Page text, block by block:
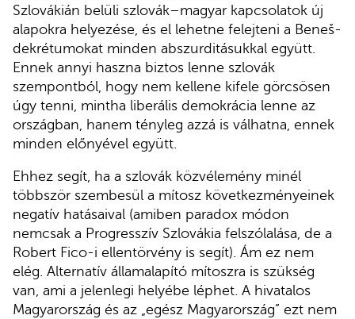
Szlovákián belüli szlovák–magyar kapcsolatok új
alapokra helyezése, és el lehetne felejteni a Beneš-
dekrétumokat minden abszurditásukkal együtt.
Ennek annyi haszna biztos lenne szlovák
szempontból, hogy nem kellene kifele görcsösen
úgy tenni, mintha liberális demokrácia lenne az
országban, hanem tényleg azzá is válhatna, ennek
minden előnyével együtt.
Ehhez segít, ha a szlovák közvélemény minél
többször szembesül a mítosz következményeinek
negatív hatásaival (amiben paradox módon
nemcsak a Progresszív Szlovákia felszólalása, de a
Robert Fico-i ellentörvény is segít). Ám ez nem
elég. Alternatív államalapító mítoszra is szükség
van, ami a jelenlegi helyébe léphet. A hivatalos
Magyarország és az „egész Magyarország” ezt nem